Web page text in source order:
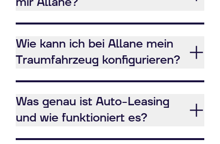
Wie kann ich bei Allane mein
Traumfahrzeug konfigurieren?
Was genau ist Auto-Leasing
und wie funktioniert es?